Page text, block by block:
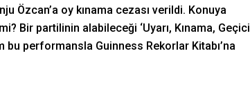
Özcan’a oy kınama cezası verildi. Konuya
Bir partilinin alabileceği ‘Uyarı, Kınama, Geçici
bu performansla Guinness Rekorlar Kitabı’na